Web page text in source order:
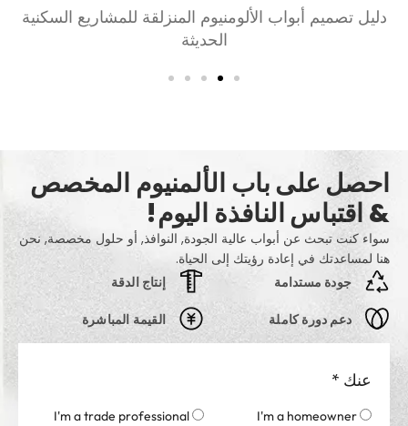
المنزلقة للمشاريع السكنية
اختيار أبواب
احصل على باب الألمنيوم المخصص
& اقتباس النافذة اليوم!
سواء كنت تبحث عن أبواب عالية الجودة, النوافذ, أو حلول مخصصة, نحن
هنا لمساعدتك في إعادة رؤيتك إلى الحياة.
جودة مستدامة
دعم دورة كاملة
إنتاج الدقة
القيمة المباشرة
عنك*
I'm a homeowner
I'm a trade professional